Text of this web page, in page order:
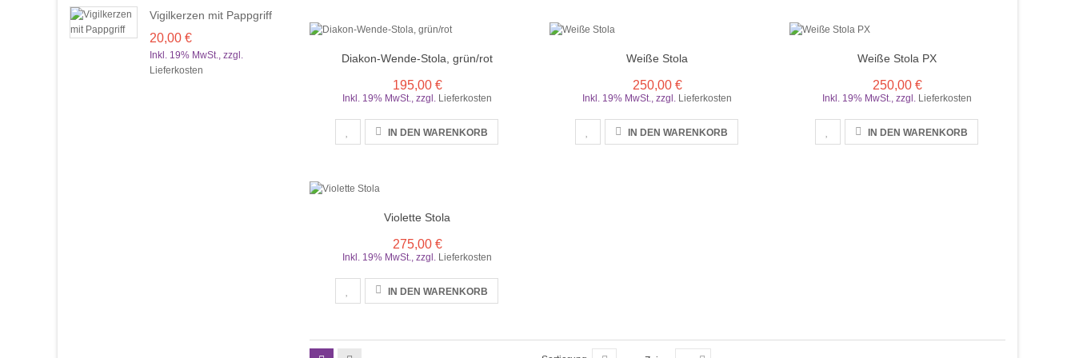
Vigilkerzen mit Pappgriff
20,00 €
Inkl. 19% MwSt., zzgl.
Lieferkosten
Diakon-Wende-Stola, grün/rot
195,00 €
Inkl. 19% MwSt.,zzgl. Lieferkosten
IN DEN WARENKORB
Weiße Stola
250,00 €
Inkl. 19% MwSt.,zzgl. Lieferkosten
IN DEN WARENKORB
Weiße Stola PX
250,00 €
Inkl. 19% MwSt.,zzgl. Lieferkosten
IN DEN WARENKORB
Violette Stola
275,00 €
Inkl. 19% MwSt. ,zzgl. Lieferkosten
IN DEN WARENKORB